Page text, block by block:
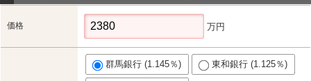
価格 万円
群馬銀行 (1.145％) 東和銀行 (1.125％)